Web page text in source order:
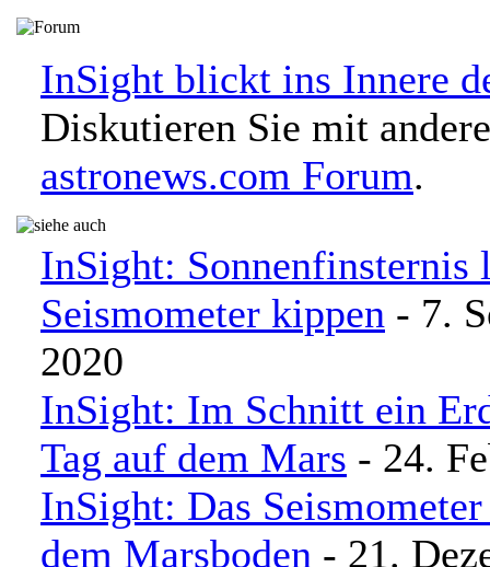
InSight blickt ins Innere
Diskutieren Sie mit
astronews.com Forum.
InSight: Sonnenfinsternis
Seismometer kippen - 7.
2020
InSight: Im Schnitt ein
Tag auf dem Mars - 24.
InSight: Das
dem Marsboden - 21.